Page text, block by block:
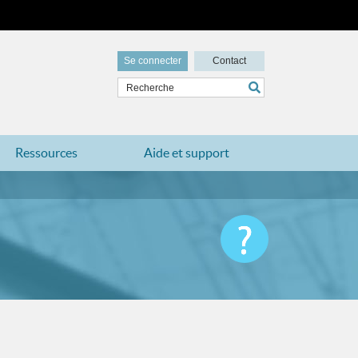
Se connecter Contact
Ressources Aide et support